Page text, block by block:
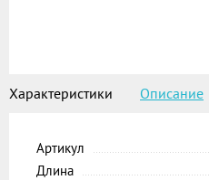
Характеристики Описание
Артикул
Длина